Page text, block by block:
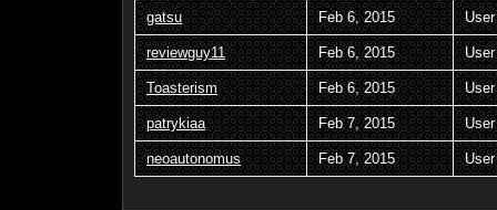
gatsu Feb 6, 2015 User
reviewguy11 Feb 6, 2015 User
Toasterism Feb 6, 2015 User
patrykiaa Feb 7, 2015 User
neoautonomus Feb 7, 2015 User